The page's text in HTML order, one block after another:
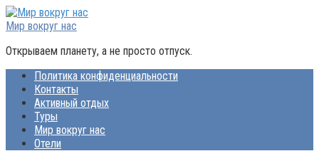
Перейти
к
Мир вокруг нас
Открываем планету, а не просто отпуск.
Политика конфиденциальности
Контакты
Активный отдых
Туры
Мир вокруг нас
Отели